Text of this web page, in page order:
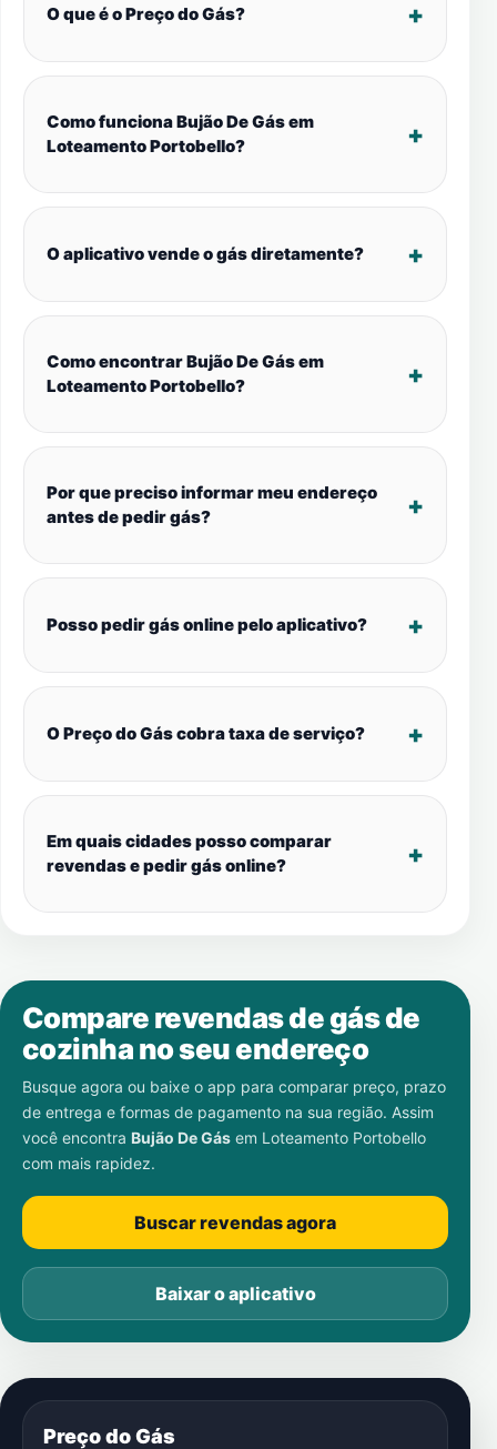
O que é o Preço do Gás?
Como funciona Bujão De Gás em
Loteamento Portobello?
O aplicativo vende o gás diretamente?
Como encontrar Bujão De Gás em
Loteamento Portobello?
Por que preciso informar meu endereço
antes de pedir gás?
Posso pedir gás online pelo aplicativo?
O Preço do Gás cobra taxa de serviço?
Em quais cidades posso comparar
revendas e pedir gás online?
Compare revendas de gás de
cozinha no seu endereço
Busque agora ou baixe o app para comparar preço, prazo
de entrega e formas de pagamento na sua região. Assim
você encontra Bujão De Gás em Loteamento Portobello
com mais rapidez.
Buscar revendas agora
Baixar o aplicativo
Preço do Gás